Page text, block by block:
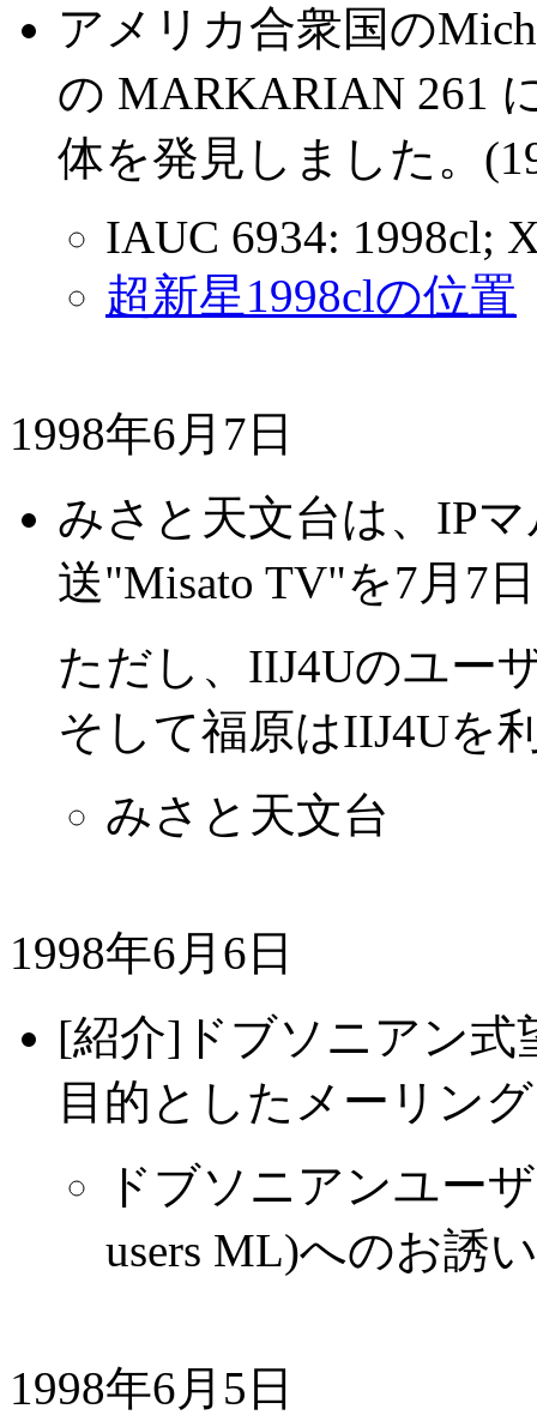
アメリカ合衆国の
の MARKARIAN 261
体を発見しました。
IAUC 6934: 1998cl;
超新星1998clの位置
1998年6月7日
みさと天文台は、IP
送"Misato TV"を7月7
ただし、IIJ4Uのユー
そして福原はIIJ4Uを
みさと天文台
1998年6月6日
[紹介]ドブソニアン式
目的としたメーリン
ドブソニアンユー
users ML)へのお誘い
1998年6月5日